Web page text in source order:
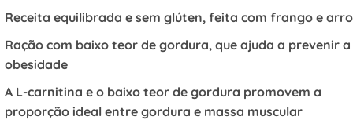
Receita equilibrada e sem glúten, feita com frango e
Ração com baixo teor de gordura, que ajuda a prevenir a
obesidade
A L-carnitina e o baixo teor de gordura promovem a
proporção ideal entre gordura e massa muscular